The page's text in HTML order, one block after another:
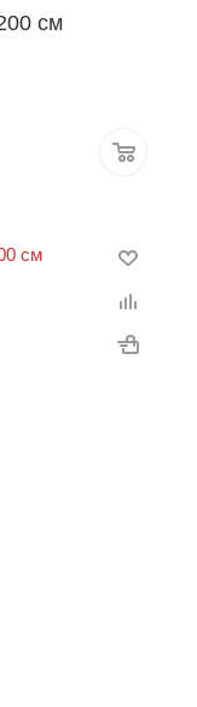
см